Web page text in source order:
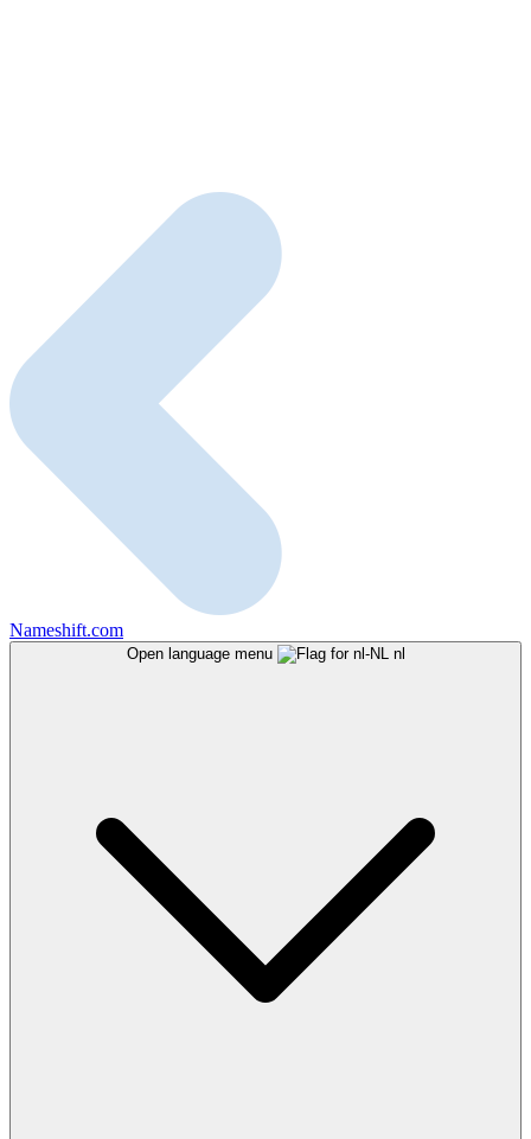
Nameshift.com
Open language menu nl